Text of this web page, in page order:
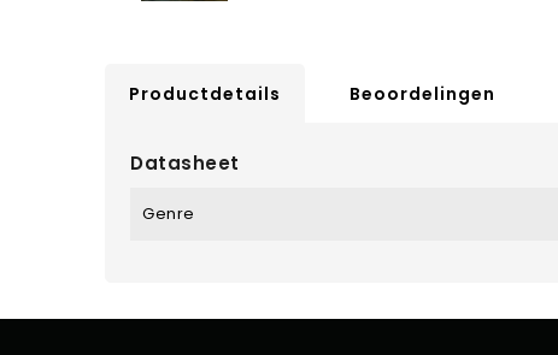
Productdetails Beoordelingen
Datasheet
Genre